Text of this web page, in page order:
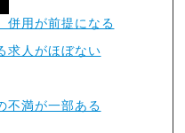
併用が前提になる
求人がほぼない
不満が一部ある